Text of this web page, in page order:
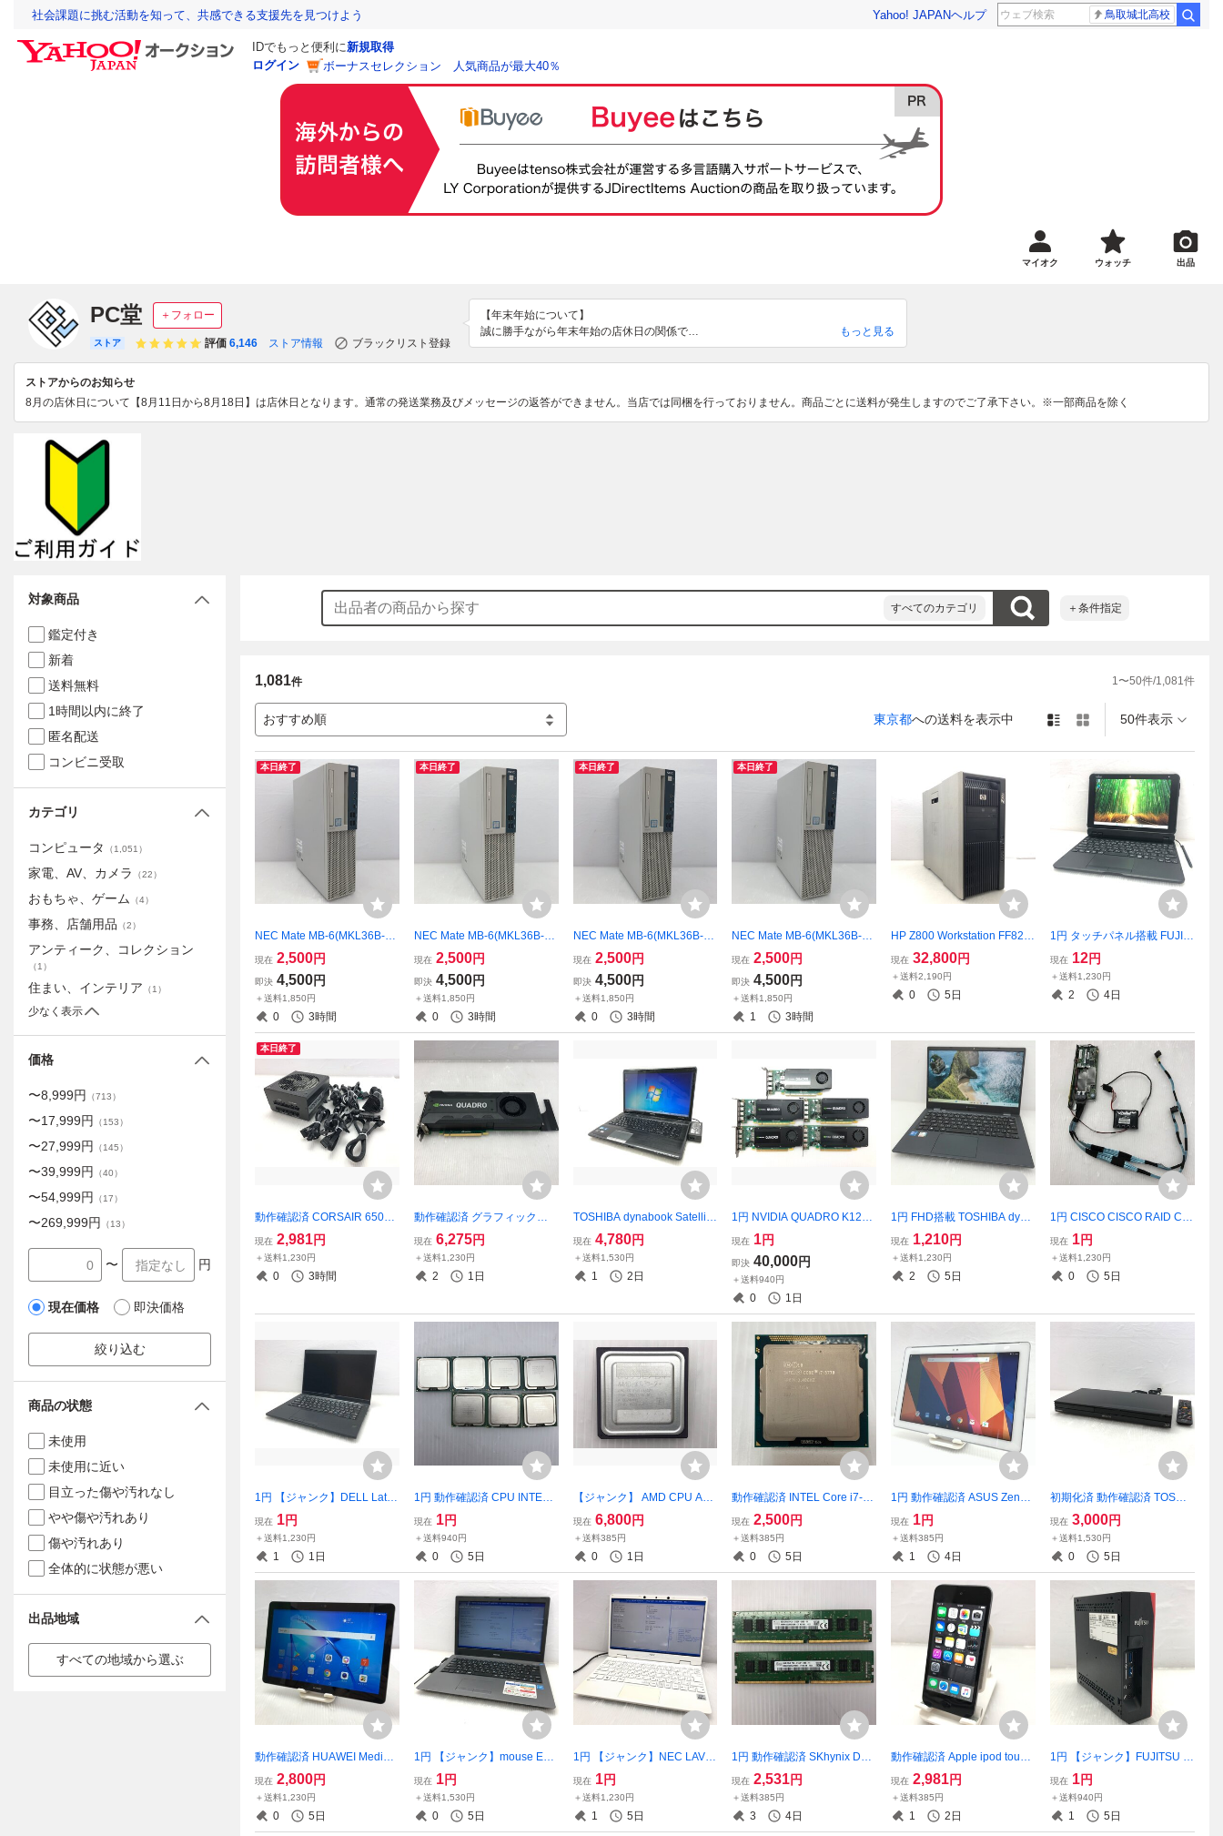
社会課題に挑む活動を知って、共感できる支援先を見つけよう Yahoo! JAPANヘルプ 鳥取城北高校
IDでもっと便利に新規取得
ログイン
ボーナスセレクション 人気商品が最大40％
マイオク ウォッチ 出品
PC堂 ＋フォロー
ストア 評価 6,146 ストア情報 ブラックリスト登録
【年末年始について】
誠に勝手ながら年末年始の店休日の関係で
下記日程にて出荷させていただきます。
12月26日～12月29日までにお支払いの場合は12月30日に出荷。
もっと見る
ストアからのお知らせ
8月の店休日について【8月11日から8月18日】は店休日となります。通常の発送業務及びメッセージの返答ができません。当店では同梱を行っておりません。商品ごとに送料が発生しますのでご了承下さい。※一部商品を除く
すべてのカテゴリ ＋条件指定
1,081件 1〜50件/1,081件
おすすめ順 東京都への送料を表示中 50件表示
本日終了
NEC Mate MB-6(MKL36B-
6） PC-MKL36BZG6 Core i3
-9100 4GB 【BIOS確認済
み】 T020815
現在 2,500円
即決 4,500円
＋送料1,850円
0 3時間
本日終了
NEC Mate MB-6(MKL36B-
6） PC-MKL36BZG6 Core i3
-9100 4GB 【BIOS確認済
み】 T020787
現在 2,500円
即決 4,500円
＋送料1,850円
0 3時間
本日終了
NEC Mate MB-6(MKL36B-
6） PC-MKL36BZG6 Core i3
-9100 4GB 【BIOS確認済
み】 T020801
現在 2,500円
即決 4,500円
＋送料1,850円
0 3時間
本日終了
NEC Mate MB-6(MKL36B-
6） PC-MKL36BZG6 Core i3
-9100 4GB 【BIOS確認済
み】 T020810
現在 2,500円
即決 4,500円
＋送料1,850円
1 3時間
HP Z800 Workstation FF825
AV Xeon X5690 ×2基 Quadr
o 2000 8GB×6 48GB T02355
現在 32,800円
＋送料2,190円
0 5日
1円 タッチパネル搭載 FUJIT
SU ARROWS Tab Q5011/GE
FARQ28017 Celeron N4500
4GB eMMc 128GB Windows
11 Pro 10.1インチ T022289
現在 12円
＋送料1,230円
2 4日
本日終了
動作確認済 CORSAIR 650W
電源ユニット 80PLUS Gold
RM650x T023545
現在 2,981円
＋送料1,230円
0 3時間
動作確認済 グラフィックボ
ード NVIDIA QUADRO K520
0 T023990
現在 6,275円
＋送料1,230円
2 1日
TOSHIBA dynabook Satellite
T571/W3TE PT5713TESFB
W Core i7-2670QM 8GB SS
D 128GB Windows7 Home 1
7.3インチ M000509
現在 4,780円
＋送料1,530円
1 2日
1円 NVIDIA QUADRO K1200
5個セット Maxwell 4K対応 C
AD Adobe ワークステーショ
ン グラボ ロープロファイル
スリムタイプPC T023335
現在 1円
即決 40,000円
＋送料940円
0 1日
1円 FHD搭載 TOSHIBA dyna
book G83/HU A6GHHUBAD
515 Core i5-1145G7 16GB N
VMe 256GB Windows11 Pro
13.3インチ T021142
現在 1,210円
＋送料1,230円
2 5日
1円 CISCO CISCO RAID Co
ntroller UCSC-MRAID12G V
02 CISCO UCS C220 M4 T0
20393
現在 1円
＋送料1,230円
0 5日
1円 【ジャンク】DELL Latitu
de 7390 P28S 13.3インチ
【訳アリ】 T023595
現在 1円
＋送料1,230円
1 1日
1円 動作確認済 CPU INTEL
Pentium CPU 7個セット T02
1511
現在 1円
＋送料940円
0 5日
【ジャンク】 AMD CPU AM
D K6-2 533ACZ 【訳アリ】
T023140
現在 6,800円
＋送料385円
0 1日
動作確認済 INTEL Core i7-37
70 3.40GHz SR0PK T02307
現在 2,500円
＋送料385円
0 5日
1円 動作確認済 ASUS ZenPa
d P00C タブレット Android
T021799
現在 1円
＋送料385円
1 4日
初期化済 動作確認済 TOSHIB
A REGZA 2013年製 Blu-ray
レコーダー DBR-Z310 T023
現在 3,000円
＋送料1,530円
0 5日
動作確認済 HUAWEI MediaP
ad T3 10 AGS-W09 16GB T0
22987
現在 2,800円
＋送料1,230円
0 5日
1円 【ジャンク】mouse EH3
45W10 Celeron N3450 4GB
14インチ【訳アリ】 T02167
現在 1円
＋送料1,530円
0 5日
1円 【ジャンク】NEC LAVIE
Direct PC-GN10S6RGH Cor
e i5-10210Y 8GB 12.5インチ
【訳アリ】 T022717
現在 1円
＋送料1,230円
1 5日
1円 動作確認済 SKhynix DD
R4 2133P メモリ16GB（8G
B×2枚） PC4-2133P-UB0-1
1 T022444
現在 2,531円
＋送料385円
3 4日
動作確認済 Apple ipod touch
第5世代 A1421 64GB T0240
現在 2,981円
＋送料385円
1 2日
1円 【ジャンク】FUJITSU F
UTRO S740 FMVC08001 Ce
leron J4105 4GB【訳アリ】
T022274
現在 1円
＋送料940円
1 5日
対象商品
鑑定付き
新着
送料無料
1時間以内に終了
匿名配送
コンビニ受取
カテゴリ
コンピュータ （1,051 ）
家電、AV、カメラ （22）
おもちゃ、ゲーム （4）
事務、店舗用品 （2）
アンティーク、コレクション
（1 ）
住まい、インテリア （1 ）
少なく表示
価格
〜8,999円 （713）
〜17,999円 （153）
〜27,999円 （145）
〜39,999円 （40）
〜54,999円 （17）
〜269,999円 （13）
〜 円
現在価格 即決価格
絞り込む
商品の状態
未使用
未使用に近い
目立った傷や汚れなし
やや傷や汚れあり
傷や汚れあり
全体的に状態が悪い
出品地域
すべての地域から選ぶ